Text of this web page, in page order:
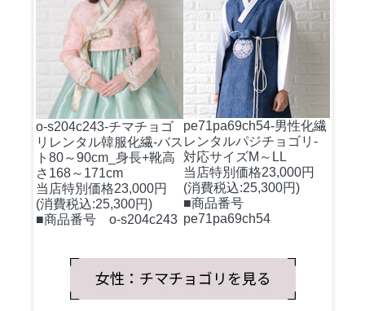
o-s204c243-チマチョゴ
リレンタル韓服化繊-バス
ト80～90cm_身長+靴高
さ168～171cm
当店特別価格23,000円
(消費税込:25,300円)
■商品番号 o-s204c243
pe71pa69ch54-男性化繊
レンタルパジチョゴリ-
対応サイズM～LL
当店特別価格23,000円
(消費税込:25,300円)
■商品番号
pe71pa69ch54